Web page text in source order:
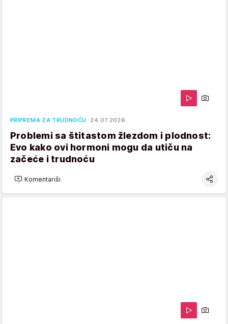
PRIPREMA ZA TRUDNOĆU 24.07.2026.
Problemi sa štitastom žlezdom i plodnost:
Evo kako ovi hormoni mogu da utiču na
začeće i trudnoću
Komentariši